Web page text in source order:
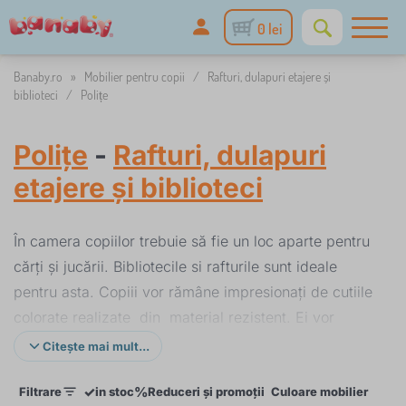
0 lei
Banaby.ro » Mobilier pentru copii /
Rafturi, dulapuri etajere și
biblioteci
/ Polițe
Polițe - Rafturi, dulapuri
etajere și biblioteci
În camera copiilor trebuie să fie un loc aparte pentru
cărți și jucării. Bibliotecile si rafturile sunt ideale
pentru asta. Copiii vor rămâne impresionați de cutiile
colorate realizate din material rezistent. Ei vor
ascunde jucăriile împrăștiate în doar câteva minute.
copii mai mari. Ele pot fi folosite separat sau dotate
Citește mai mult...
Filtrare ✓in stoc%Reduceri și promoții Culoare mobilier